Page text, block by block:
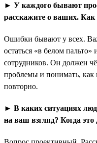
► У каждого бывают
расскажите о ваших. Как
Ошибки бывают у всех.
остаться «в белом
сотрудников. Он должен
проблемы и понимать,
повторно.
► В каких ситуациях
на ваш взгляд? Когда это